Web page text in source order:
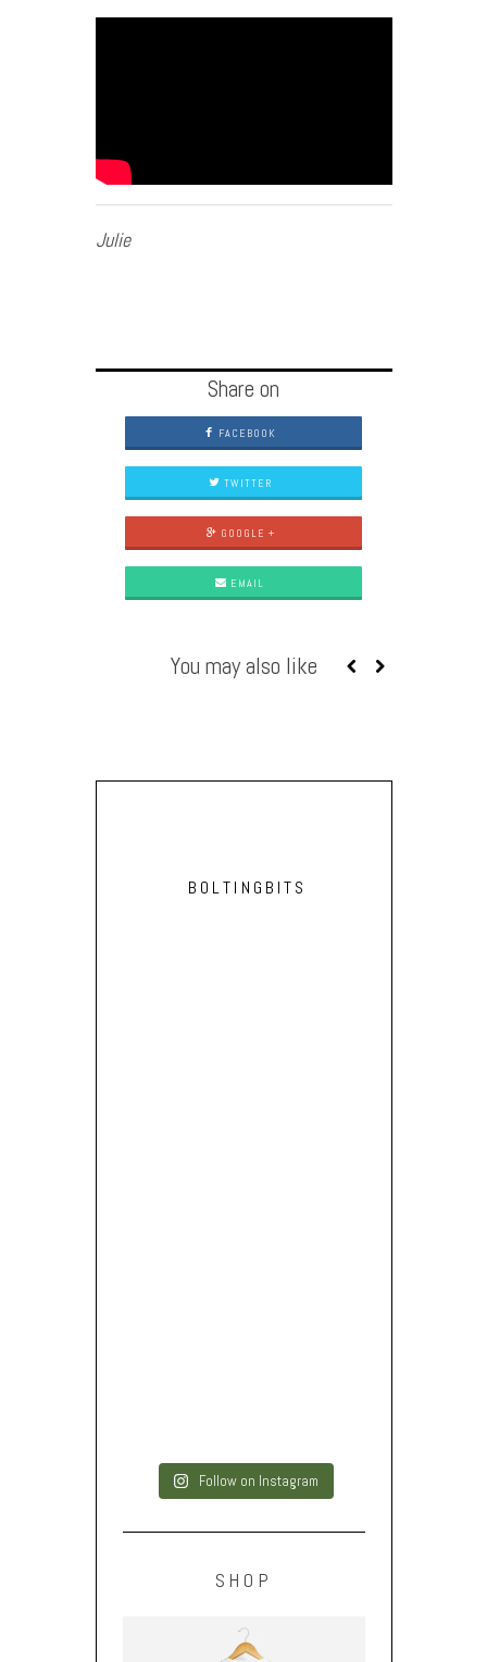
Julie
Share on
FACEBOOK
TWITTER
GOOGLE +
EMAIL
You may also like
BOLTINGBITS
Follow on Instagram
SHOP